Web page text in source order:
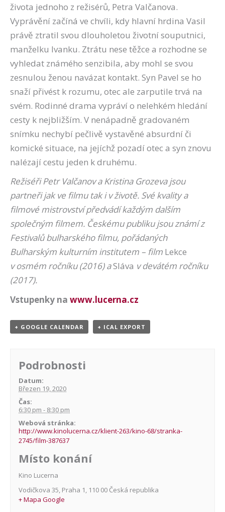
života jednoho z režisérů, Petra Valčanova.
Vyprávění začíná ve chvíli, kdy hlavní hrdina Vasil
právě ztratil svou dlouholetou životní souputnici,
manželku Ivanku. Ztrátu nese těžce a rozhodne se
vyhledat známého senzibila, aby mohl se svou
zesnulou ženou navázat kontakt. Syn Pavel se ho
snaží přivést k rozumu, otec ale zarputile trvá na
svém. Rodinné drama vypráví o nelehkém hledání
cesty k nejbližším. V nenápadně gradovaném
snímku nechybí pečlivě vystavěné absurdní či
komické situace, na jejíchž pozadí otec a syn znovu
nalézají cestu jeden k druhému.
Režiséři Petr Valčanov a Kristina Grozeva jsou
partneři jak ve filmu tak i v životě. Své kvality a
filmové mistrovství předvádí každým dalším
společným filmem. Českému publiku jsou známí z
Festivalů bulharského filmu, pořádaných
Bulharským kulturním institutem – film Lekce
v osmém ročníku (2016) aSláva v devátém ročníku
(2017).
Vstupenky na www.lucerna.cz
+ GOOGLE CALENDAR + ICAL EXPORT
Podrobnosti
Datum:
Březen 19, 2020
Čas:
6:30 pm - 8:30 pm
Webová stránka:
http://www.kinolucerna.cz/klient-263/kino-68/stranka-
2745/film-387637
Místo konání
Kino Lucerna
Vodičkova 35, Praha 1, 110 00 Česká republika
+ Mapa Google